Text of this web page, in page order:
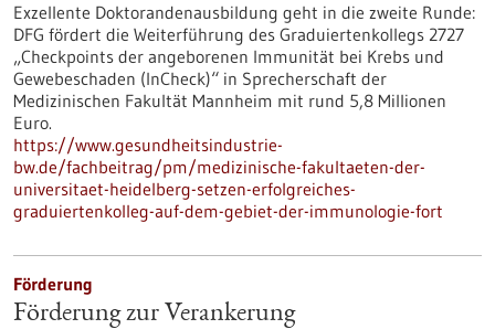
Exzellente Doktorandenausbildung geht in die zweite Runde:
DFG fördert die Weiterführung des Graduiertenkollegs 2727
„Checkpoints der angeborenen Immunität bei Krebs und
Gewebeschaden (InCheck)“ in Sprecherschaft der
Medizinischen Fakultät Mannheim mit rund 5,8 Millionen
Euro.
https://www.gesundheitsindustrie-
bw.de/fachbeitrag/pm/medizinische-fakultaeten-der-
universitaet-heidelberg-setzen-erfolgreiches-
graduiertenkolleg-auf-dem-gebiet-der-immunologie-fort
Förderung
Förderung zur Verankerung